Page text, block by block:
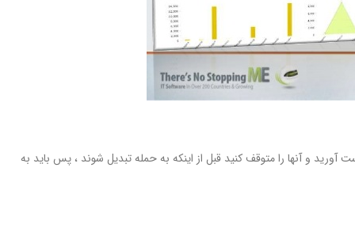
و آنها را متوقف کنید قبل از اینکه به حمله تبدیل شوند ، پس باید به